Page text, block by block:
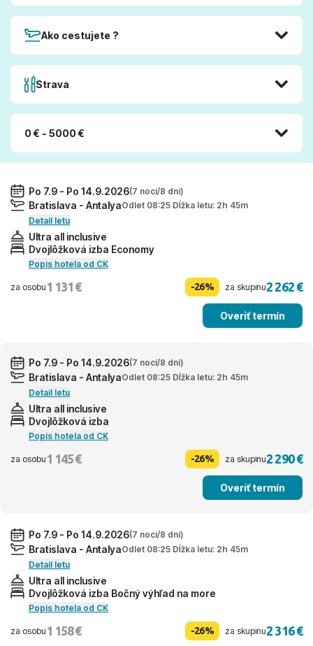
Ako cestujete ?
Strava
0 € - 5000 €
Po 7.9 - Po 14.9.2026(7 nocí/8 dní)
Bratislava - AntalyaOdlet 08:25 Dĺžka letu: 2h 45m
Detail letu
Ultra all inclusive
Dvojlôžková izba Economy
Popis hotela od CK
za osobu 1 131 € -26% za skupinu2 262 €
Overiť termín
Po 7.9 - Po 14.9.2026(7 nocí/8 dní)
Bratislava - AntalyaOdlet 08:25 Dĺžka letu: 2h 45m
Detail letu
Ultra all inclusive
Dvojlôžková izba
Popis hotela od CK
za osobu 1 145 € -26% za skupinu2 290 €
Overiť termín
Po 7.9 - Po 14.9.2026(7 nocí/8 dní)
Bratislava - AntalyaOdlet 08:25 Dĺžka letu: 2h 45m
Detail letu
Ultra all inclusive
Dvojlôžková izba Bočný výhľad na more
Popis hotela od CK
za osobu 1 158 € -26% za skupinu2 316 €